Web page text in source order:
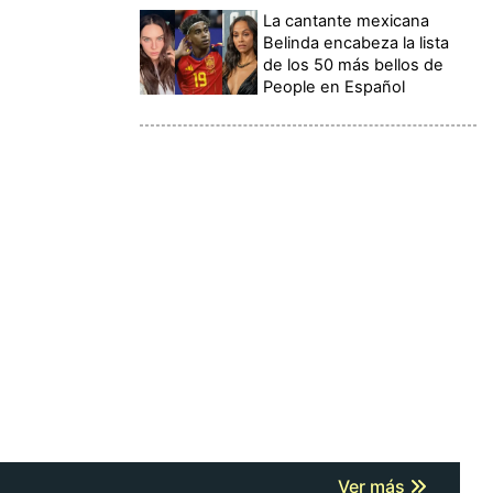
La cantante mexicana
Belinda encabeza la lista
de los 50 más bellos de
People en Español
Ver más